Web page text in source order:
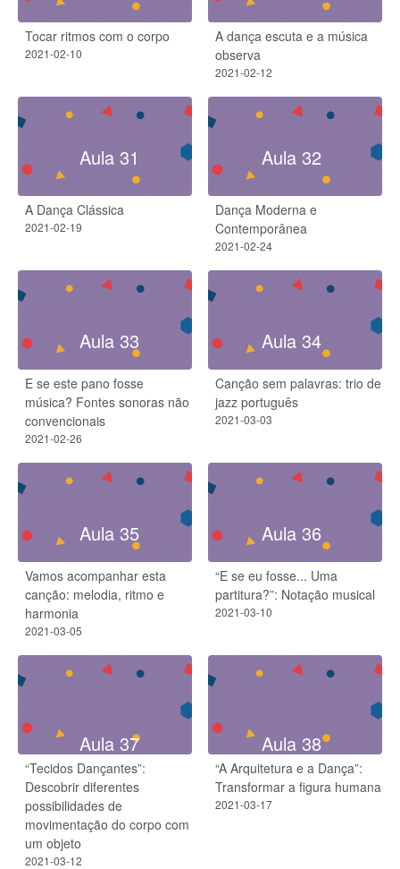
Tocar ritmos com o corpo
2021-02-10
A dança escuta e a música
observa
2021-02-12
Aula 31
A Dança Clássica
2021-02-19
Aula 32
Dança Moderna e
Contemporânea
2021-02-24
Aula 33
E se este pano fosse
música? Fontes sonoras não
convencionais
2021-02-26
Aula 34
Canção sem palavras: trio de
jazz português
2021-03-03
Aula 35
Vamos acompanhar esta
canção: melodia, ritmo e
harmonia
2021-03-05
Aula 36
“E se eu fosse... Uma
partitura?”: Notação musical
2021-03-10
Aula 37
“Tecidos Dançantes”:
Descobrir diferentes
possibilidades de
movimentação do corpo com
um objeto
2021-03-12
Aula 38
“A Arquitetura e a Dança”:
Transformar a figura humana
2021-03-17